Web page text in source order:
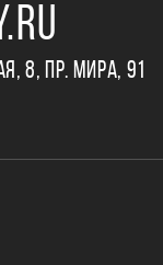
8, ПР. МИРА, 91